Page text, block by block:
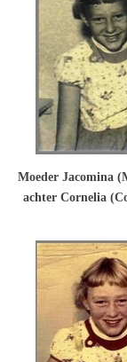
Moeder Jacomina
achter Cornelia